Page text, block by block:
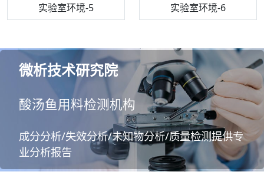
实验室环境-5 实验室环境-6
机构质检技术员-5 机构质检技术员-6
气相色谱仪 万能力学试验仪
微析技术研究院
酸汤鱼用料检测机构
成分分析/失效分析/未知物分析/质量检测提供专
业分析报告